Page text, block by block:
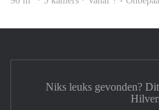
Niks leuks gevonden?